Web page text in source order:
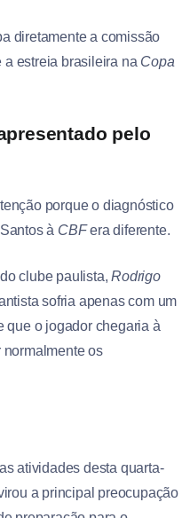
diretamente a comissão
a estreia brasileira na Copa
pelo
porque o diagnóstico
à CBFera diferente.
clube paulista,Rodrigo
sofria apenas com um
que o jogador chegaria à
os
atividades desta quarta-
a principal preocupação